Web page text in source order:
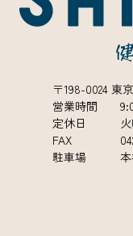
〒198-0024 東
営業時間
定休日 火曜
FAX 0428-
駐車場 本社